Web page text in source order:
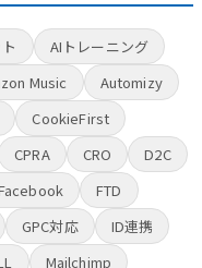
AIトレーニング
Music
Automizy
CookieFirst
CPRA CRO
D2C
FTD
GPC対応
ID連携
Mailchimp